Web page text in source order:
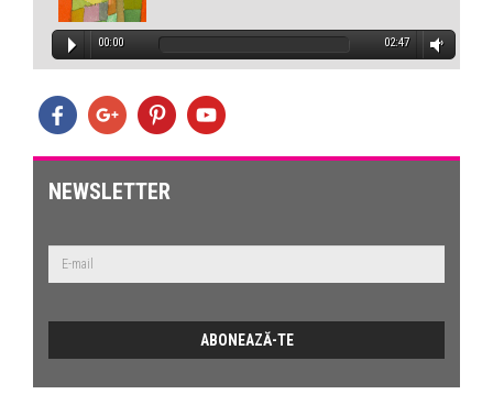
00:00 02:47
NEWSLETTER